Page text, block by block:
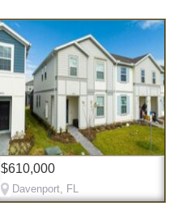
$610,000
Davenport, FL